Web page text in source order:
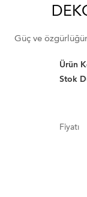
Güç ve
Ürün
Stok
Fiyatı